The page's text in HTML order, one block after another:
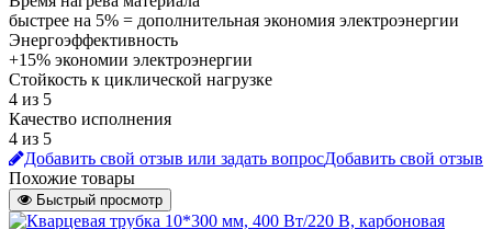
быстрее на 5% = дополнительная экономия электроэнергии
Энергоэффективность
+15% экономии электроэнергии
Стойкость к циклической нагрузке
4 из 5
Качество исполнения
4 из 5
Добавить свой отзыв или задать вопросДобавить свой отзыв
Похожие товары
Быстрый просмотр